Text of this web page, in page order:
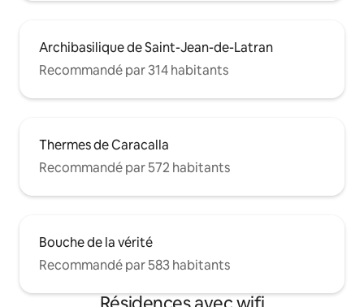
Archibasilique de Saint-Jean-de-Latran
Recommandé par 314 habitants
Thermes de Caracalla
Recommandé par 572 habitants
Bouche de la vérité
Recommandé par 583 habitants